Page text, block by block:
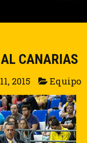
CANARIAS
2015 Equipo